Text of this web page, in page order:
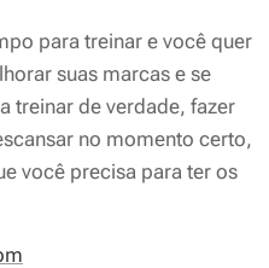
para treinar e você quer
suas marcas e se
treinar de verdade, fazer
no momento certo,
você precisa para ter os